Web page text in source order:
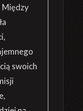
Między
swoich